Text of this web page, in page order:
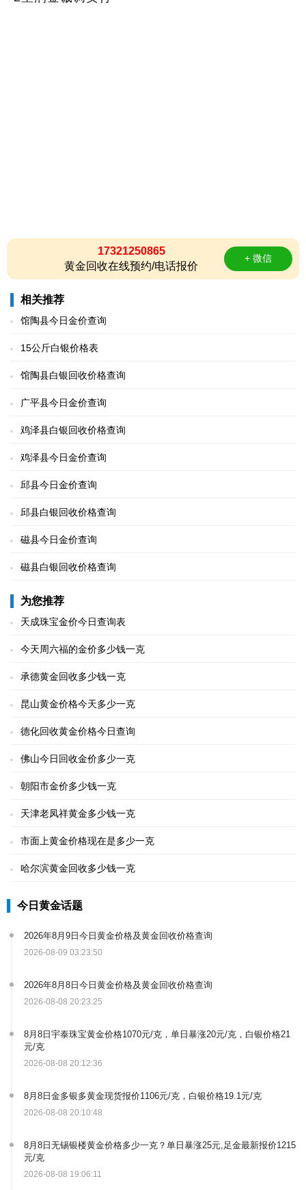
17321250865
黄金回收在线预约/电话报价
+ 微信
相关推荐
馆陶县今日金价查询
15公斤白银价格表
馆陶县白银回收价格查询
广平县今日金价查询
鸡泽县白银回收价格查询
鸡泽县今日金价查询
邱县今日金价查询
邱县白银回收价格查询
磁县今日金价查询
磁县白银回收价格查询
为您推荐
天成珠宝金价今日查询表
今天周六福的金价多少钱一克
承德黄金回收多少钱一克
昆山黄金价格今天多少一克
德化回收黄金价格今日查询
佛山今日回收金价多少一克
朝阳市金价多少钱一克
天津老凤祥黄金多少钱一克
市面上黄金价格现在是多少一克
哈尔滨黄金回收多少钱一克
今日黄金话题
2026年8月9日今日黄金价格及黄金回收价格查询
2026-08-09 03:23:50
2026年8月8日今日黄金价格及黄金回收价格查询
2026-08-08 20:23:25
8月8日宇泰珠宝黄金价格1070元/克，单日暴涨20元/克，白银价格21
元/克
2026-08-08 20:12:36
8月8日金多银多黄金现货报价1106元/克，白银价格19.1元/克
2026-08-08 20:10:48
8月8日无锡银楼黄金价格多少一克？单日暴涨25元,足金最新报价1215
元/克
2026-08-08 19:06:11